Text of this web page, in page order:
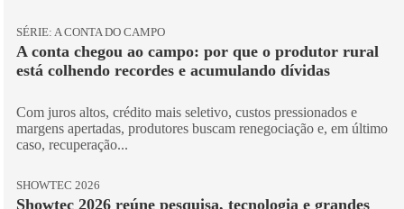
SÉRIE: A CONTA DO CAMPO
A conta chegou ao campo: por que o produtor rural
está colhendo recordes e acumulando dívidas
Com juros altos, crédito mais seletivo, custos pressionados e
margens apertadas, produtores buscam renegociação e, em último
caso, recuperação...
SHOWTEC 2026
Showtec 2026 reúne pesquisa, tecnologia e grandes